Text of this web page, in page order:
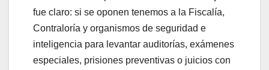
fue claro: si se oponen tenemos a la Fiscalía,
Contraloría y organismos de seguridad e
inteligencia para levantar auditorías, exámenes
especiales, prisiones preventivas o juicios con